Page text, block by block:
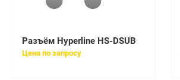
Разъём Hyperline HS-DSUB
Цена по запросу